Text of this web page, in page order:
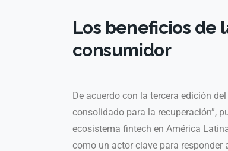
Los beneficios de
consumidor
De acuerdo con la tercera edición
consolidado para la recuperación”,
ecosistema fintech en América
como un actor clave para